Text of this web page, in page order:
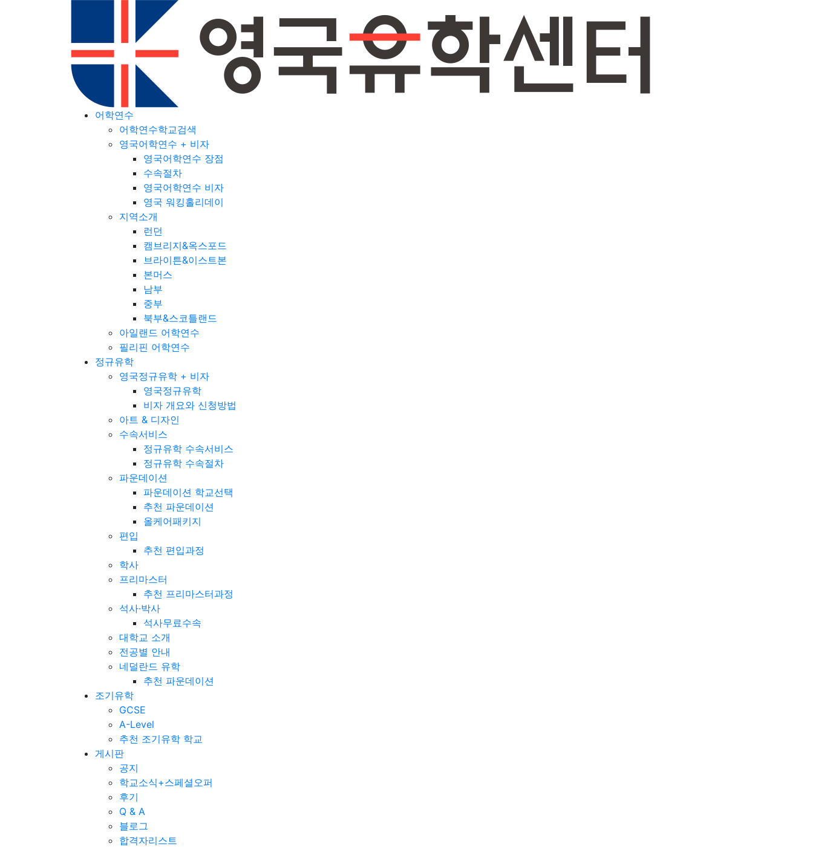
어학연수
어학연수학교검색
영국어학연수 + 비자
영국어학연수 장점
수속절차
영국어학연수 비자
영국 워킹홀리데이
지역소개
런던
캠브리지&옥스포드
브라이튼&이스트본
본머스
남부
중부
북부&스코틀랜드
아일랜드 어학연수
필리핀 어학연수
정규유학
영국정규유학 + 비자
영국정규유학
비자 개요와 신청방법
아트 & 디자인
수속서비스
정규유학 수속서비스
정규유학 수속절차
파운데이션
파운데이션 학교선택
추천 파운데이션
올케어패키지
편입
추천 편입과정
학사
프리마스터
추천 프리마스터과정
석사·박사
석사무료수속
대학교 소개
전공별 안내
네덜란드 유학
추천 파운데이션
조기유학
GCSE
A-Level
추천 조기유학 학교
게시판
공지
학교소식+스페셜오퍼
후기
Q & A
블로그
합격자리스트